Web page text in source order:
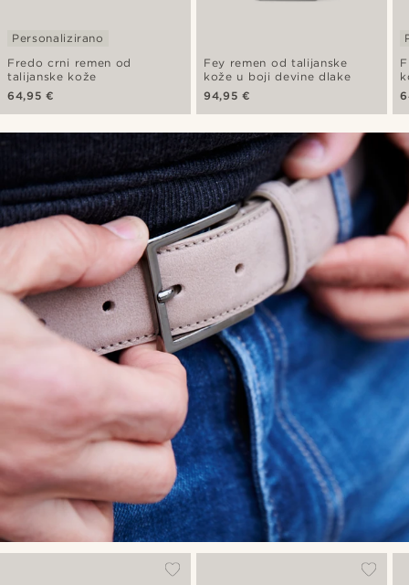
Fredo crni remen od
talijanske kože
Personalizirano
64,95 €
Fey remen od talijanske
kože u boji devine dlake
94,95 €